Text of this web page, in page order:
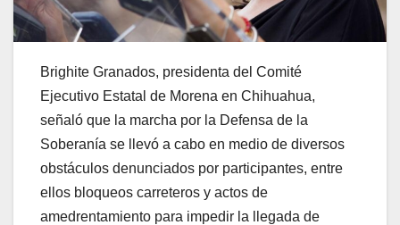
Brighite Granados, presidenta del Comité
Ejecutivo Estatal de Morena en Chihuahua,
señaló que la marcha por la Defensa de la
Soberanía se llevó a cabo en medio de diversos
obstáculos denunciados por participantes, entre
ellos bloqueos carreteros y actos de
amedrentamiento para impedir la llegada de